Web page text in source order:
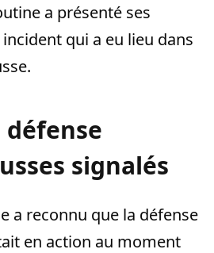
a présenté ses
qui a eu lieu dans
défense
signalés
a reconnu que la défense
en action au moment